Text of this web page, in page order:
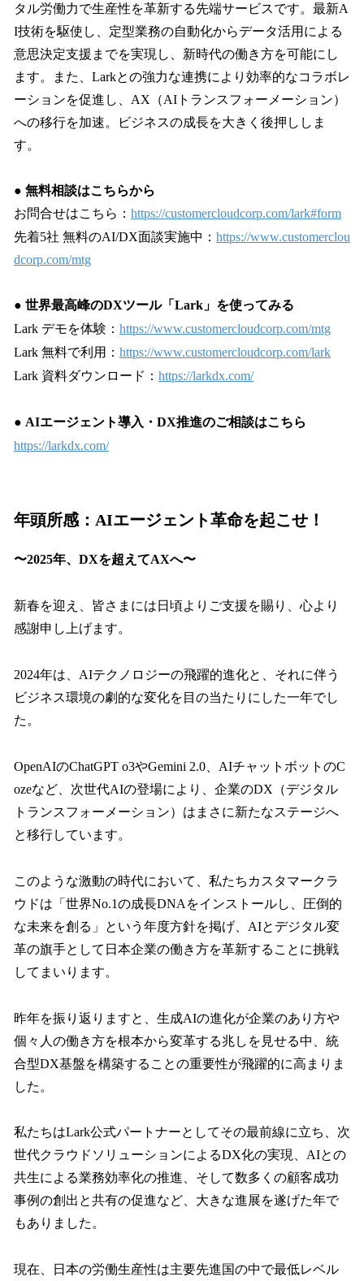
タル労働力で生産性を革新する先端サービスです。最新A
I技術を駆使し、定型業務の自動化からデータ活用による
意思決定支援までを実現し、新時代の働き方を可能にし
ます。また、Larkとの強力な連携により効率的なコラボレ
ーションを促進し、AX（AIトランスフォーメーション）
への移行を加速。ビジネスの成長を大きく後押ししま
す。
● 無料相談はこちらから
お問合せはこちら： https://customercloudcorp.com/lark#form
先着5社 無料のAI/DX面談実施中： https://www.customerclou
dcorp.com/mtg
● 世界最高峰のDXツール「Lark」を使ってみる
Lark デモを体験： https://www.customercloudcorp.com/mtg
Lark 無料で利用： https://www.customercloudcorp.com/lark
Lark 資料ダウンロード： https://larkdx.com/
● AIエージェント導入・DX推進のご相談はこちら
https://larkdx.com/
年頭所感：AIエージェント革命を起こせ！
〜2025年、DXを超えてAXへ〜
新春を迎え、皆さまには日頃よりご支援を賜り、心より
感謝申し上げます。
2024年は、AIテクノロジーの飛躍的進化と、それに伴う
ビジネス環境の劇的な変化を目の当たりにした一年でし
た。
OpenAIのChatGPT o3やGemini 2.0、AIチャットボットのC
ozeなど、次世代AIの登場により、企業のDX（デジタル
トランスフォーメーション）はまさに新たなステージへ
と移行しています。
このような激動の時代において、私たちカスタマークラ
ウドは「世界No.1の成長DNAをインストールし、圧倒的
な未来を創る」という年度方針を掲げ、AIとデジタル変
革の旗手として日本企業の働き方を革新することに挑戦
してまいります。
昨年を振り返りますと、生成AIの進化が企業のあり方や
個々人の働き方を根本から変革する兆しを見せる中、統
合型DX基盤を構築することの重要性が飛躍的に高まりま
した。
私たちはLark公式パートナーとしてその最前線に立ち、次
世代クラウドソリューションによるDX化の実現、AIとの
共生による業務効率化の推進、そして数多くの顧客成功
事例の創出と共有の促進など、大きな進展を遂げた年で
もありました。
現在、日本の労働生産性は主要先進国の中で最低レベル